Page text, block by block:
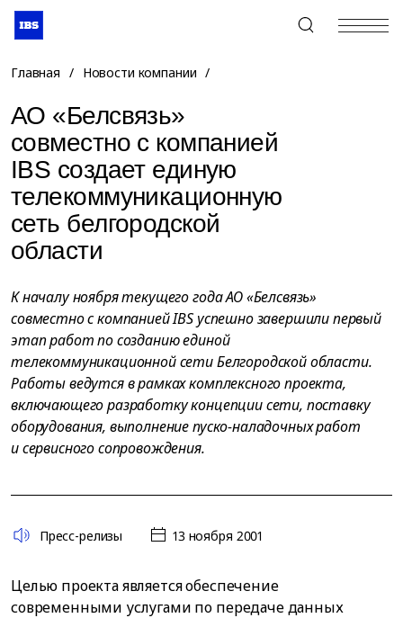
+7 (495) 967-80-80
Главная / Новости компании /
АО «Белсвязь»
совместно с компанией
IBS создает единую
телекоммуникационную
сеть белгородской
области
К началу ноября текущего года АО «Белсвязь»
совместно с компанией IBS успешно завершили первый
этап работ по созданию единой
телекоммуникационной сети Белгородской области.
Работы ведутся в рамках комплексного проекта,
включающего разработку концепции сети, поставку
оборудования, выполнение пуско-наладочных работ
и сервисного сопровождения.
Пресс-релизы 13 ноября 2001
Целью проекта является обеспечение
современными услугами по передаче данных